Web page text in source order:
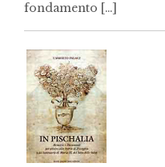
fondamento […]